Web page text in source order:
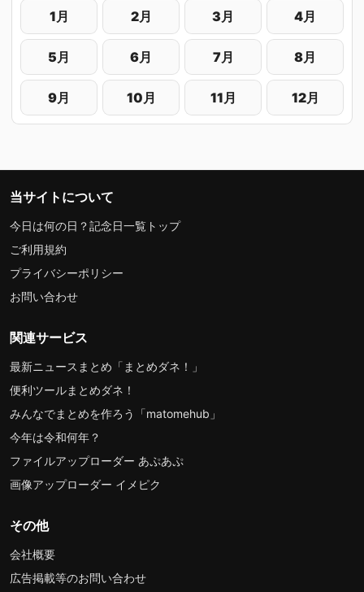
1月 2月 3月 4月
5月 6月 7月 8月
9月 10月 11月 12月
当サイトについて
今日は何の日？記念日一覧トップ
ご利用規約
プライバシーポリシー
お問い合わせ
関連サービス
最新ニュースまとめ「まとめダネ！」
便利ツールまとめダネ！
みんなでまとめを作ろう「matomehub」
今年は令和何年？
ファイルアップローダー あぷあぷ
画像アップローダー イメピク
その他
会社概要
広告掲載等のお問い合わせ